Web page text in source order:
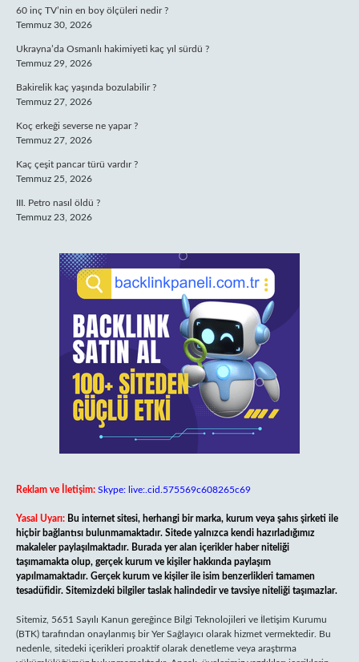
60 inç TV’nin en boy ölçüleri nedir ?
Temmuz 30, 2026
Ukrayna’da Osmanlı hakimiyeti kaç yıl sürdü ?
Temmuz 29, 2026
Bakirelik kaç yaşında bozulabilir ?
Temmuz 27, 2026
Koç erkeği severse ne yapar ?
Temmuz 27, 2026
Kaç çeşit pancar türü vardır ?
Temmuz 25, 2026
III. Petro nasıl öldü ?
Temmuz 23, 2026
Reklam ve İletişim: Skype: live:.cid.575569c608265c69
Yasal Uyarı: Bu internet sitesi, herhangi bir marka, kurum veya şahıs şirketi ile
hiçbir bağlantısı bulunmamaktadır. Sitede yalnızca kendi hazırladığımız
makaleler paylaşılmaktadır. Burada yer alan içerikler haber niteliği
taşımamakta olup, gerçek kurum ve kişiler hakkında paylaşım
yapılmamaktadır. Gerçek kurum ve kişiler ile isim benzerlikleri tamamen
tesadüfidir. Sitemizdeki bilgiler taslak halindedir ve tavsiye niteliği taşımazlar.
Sitemiz, 5651 Sayılı Kanun gereğince Bilgi Teknolojileri ve İletişim Kurumu
(BTK) tarafından onaylanmış bir Yer Sağlayıcı olarak hizmet vermektedir. Bu
nedenle, sitedeki içerikleri proaktif olarak denetleme veya araştırma